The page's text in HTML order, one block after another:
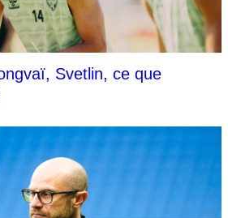
Svetlin, ce que